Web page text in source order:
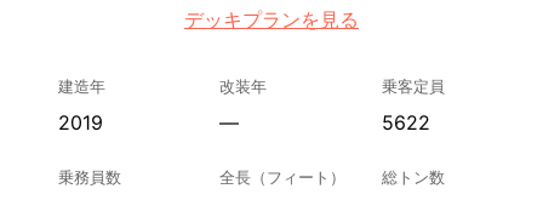
デッキプランを見る
建造年
2019
改装年
—
乗客定員
5622
乗務員数 全長（フィート） 総トン数